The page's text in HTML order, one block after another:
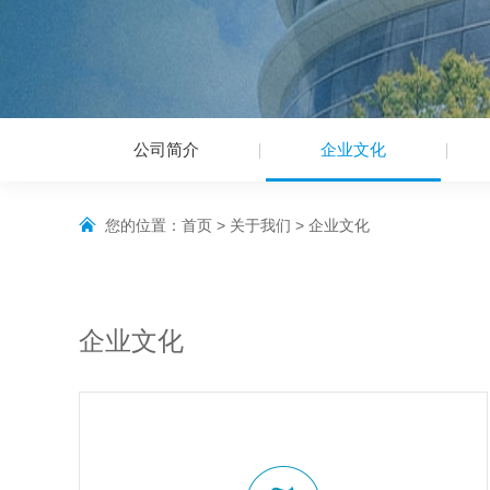
公司简介 企业文化
您的位置： 首页 > 关于我们 > 企业文化
企业文化